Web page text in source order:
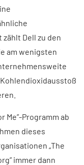
Dell zu den
am wenigsten
Me”-Programm ab
dieses
„The
immer dann